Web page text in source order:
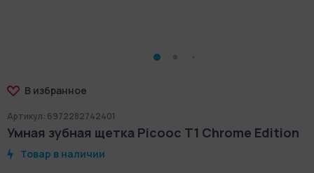
В избранное
Артикул: 6972282742401
Умная зубная щетка Picooc T1 Chrome Edition
Товар в наличии